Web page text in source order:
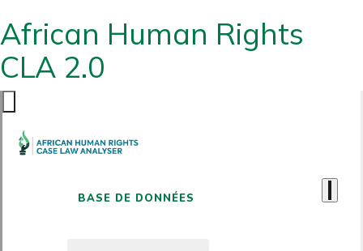
African Human Rights
CLA 2.0
BASE DE DONNÉES